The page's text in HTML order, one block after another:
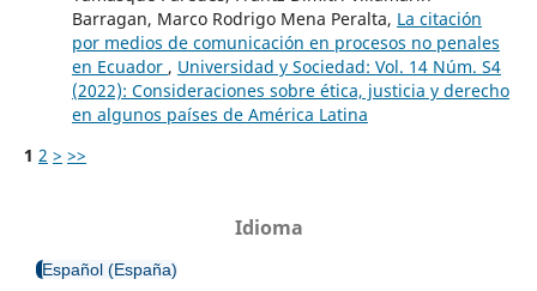
Barragan, Marco Rodrigo Mena Peralta, La citación
por medios de comunicación en procesos no penales
en Ecuador , Universidad y Sociedad: Vol. 14 Núm. S4
(2022): Consideraciones sobre ética, justicia y derecho
en algunos países de América Latina
1 2 > >>
Idioma
Español (España)